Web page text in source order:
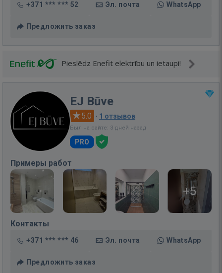
+371 *** *** 52 Эл. почта WhatsApp
Предложить заказ
Pieslēdz Enefit elektrību un ietaupi!
EJ Būve
5.0 · 1 отзывов
Был на сайте: 3 дней назад
PRO
Примеры работ
+5
Контакты
+371 *** *** 46 Эл. почта WhatsApp
Предложить заказ